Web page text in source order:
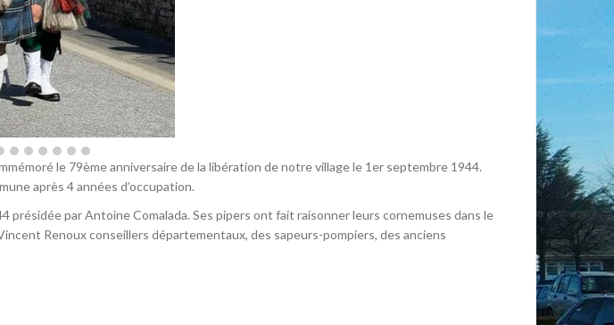
le 79ème anniversaire de la libération de notre village le 1er septembre 1944.
après 4 années d’occupation.
par Antoine Comalada. Ses pipers ont fait raisonner leurs cornemuses dans le
Renoux conseillers départementaux, des sapeurs-pompiers, des anciens